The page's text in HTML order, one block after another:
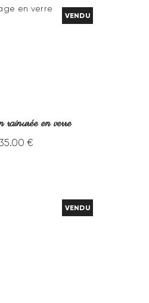
VENDU
rainurée en verre
.00 €
VENDU